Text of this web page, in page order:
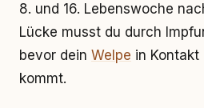
8. und 16. Lebenswoche
Lücke musst du durch
bevor dein Welpe in Kontakt
kommt.